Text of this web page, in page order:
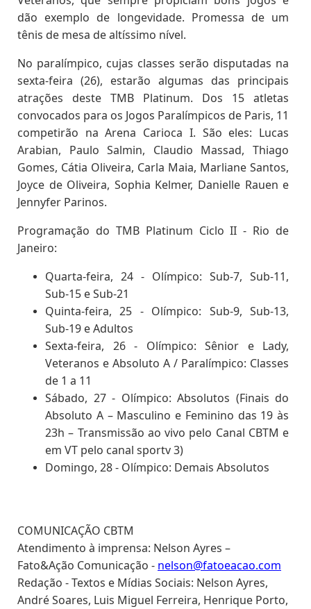
dão exemplo de longevidade. Promessa de um
tênis de mesa de altíssimo nível.
No paralímpico, cujas classes serão disputadas na
sexta-feira (26), estarão algumas das principais
atrações deste TMB Platinum. Dos 15 atletas
convocados para os Jogos Paralímpicos de Paris, 11
competirão na Arena Carioca I. São eles: Lucas
Arabian, Paulo Salmin, Claudio Massad, Thiago
Gomes, Cátia Oliveira, Carla Maia, Marliane Santos,
Joyce de Oliveira, Sophia Kelmer, Danielle Rauen e
Jennyfer Parinos.
Programação do TMB Platinum Ciclo II - Rio de
Janeiro:
Quarta-feira, 24 - Olímpico: Sub-7, Sub-11,
Sub-15 e Sub-21
Quinta-feira, 25 - Olímpico: Sub-9, Sub-13,
Sub-19 e Adultos
Sexta-feira, 26 - Olímpico: Sênior e Lady,
Veteranos e Absoluto A / Paralímpico: Classes
de 1 a 11
Sábado, 27 - Olímpico: Absolutos (Finais do
Absoluto A – Masculino e Feminino das 19 às
23h – Transmissão ao vivo pelo Canal CBTM e
em VT pelo canal sportv 3)
Domingo, 28 - Olímpico: Demais Absolutos
COMUNICAÇÃO CBTM
Atendimento à imprensa: Nelson Ayres –
Fato&Ação Comunicação - nelson@fatoeacao.com
Redação - Textos e Mídias Sociais: Nelson Ayres,
André Soares, Luis Miguel Ferreira, Henrique Porto,